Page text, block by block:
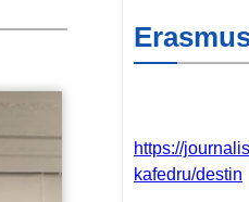
https://
kafedru/destin